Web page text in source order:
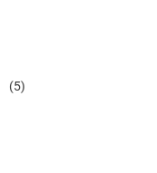
(5)